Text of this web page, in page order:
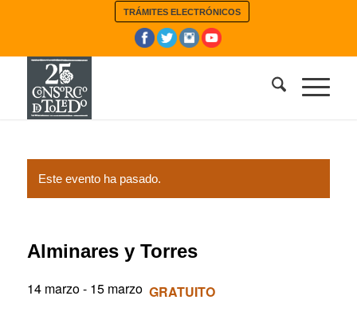
TRÁMITES ELECTRÓNICOS
Este evento ha pasado.
Alminares y Torres
14 marzo- 15 marzo GRATUITO